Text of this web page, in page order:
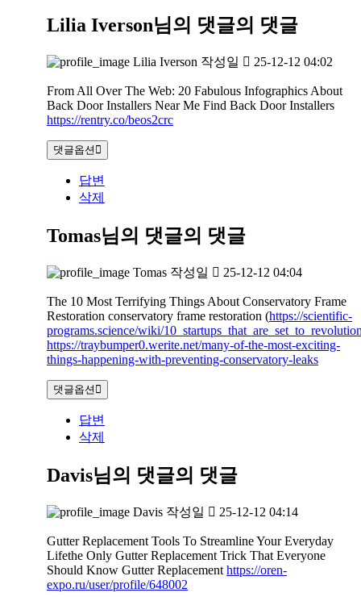
Lilia Iverson님의 댓글의 댓글
Lilia Iverson 작성일 25-12-12 04:02
From All Over The Web: 20 Fabulous Infographics About
Back Door Installers Near Me Find Back Door Installers
https://rentry.co/beos2crc
댓글옵션
답변
삭제
Tomas님의 댓글의 댓글
Tomas 작성일 25-12-12 04:04
The 10 Most Terrifying Things About Conservatory Frame
Restoration conservatory frame restoration (https://scientific-
programs.science/wiki/
https://traybumper0.werite.net/many-of-the-most-exciting-
things-happening-with-preventing-conservatory-leaks
댓글옵션
답변
삭제
Davis님의 댓글의 댓글
Davis 작성일 25-12-12 04:14
Gutter Replacement Tools To Streamline Your Everyday
Lifethe Only Gutter Replacement Trick That Everyone
Should Know Gutter Replacement https://oren-
expo.ru/user/profile/648002